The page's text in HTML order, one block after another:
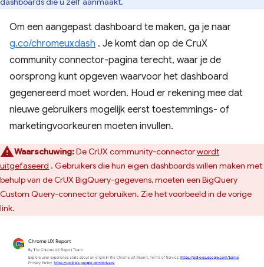
Om een ​​aangepast dashboard te maken, ga je naar
g.co/chromeuxdash . Je komt dan op de CruX
community connector-pagina terecht, waar je de
oorsprong kunt opgeven waarvoor het dashboard
gegenereerd moet worden. Houd er rekening mee dat
nieuwe gebruikers mogelijk eerst toestemmings- of
marketingvoorkeuren moeten invullen.
Waarschuwing:De CrUX community-connectorwordt
uitgefaseerd . Gebruikers die hun eigen dashboards willen maken met
behulp van de CrUX BigQuery-gegevens, moeten een BigQuery
Custom Query-connector gebruiken. Zie het voorbeeld in de vorige
link.